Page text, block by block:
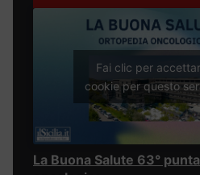
Fai clic per
cookie per questo
La Buona Salute 63°